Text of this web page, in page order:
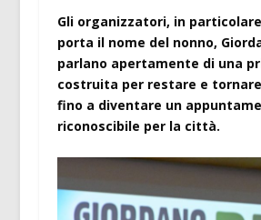
Gli organizzatori, in
porta il nome del nonno,
parlano apertamente di una
costruita per restare e
fino a diventare un
riconoscibile per la città.